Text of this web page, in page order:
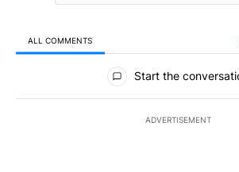
ALL COMMENTS
All Comments
Start the
ADVERTISEMENT